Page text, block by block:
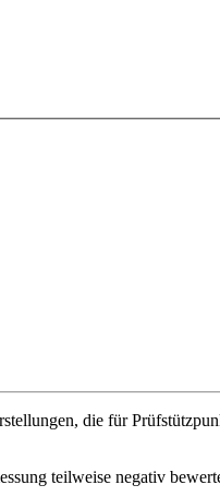
die für
teilweise negativ